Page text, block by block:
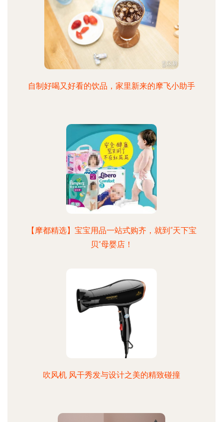
自制好喝又好看的饮品，家里新来的摩飞小助手
【摩都精选】宝宝用品一站式购齐，就到“天下宝
贝”母婴店！
吹风机 风干秀发与设计之美的精致碰撞